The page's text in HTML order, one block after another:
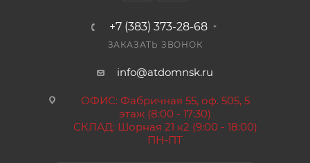
+7 (383) 373-28-68
ЗАКАЗАТЬ ЗВОНОК
info@atdomnsk.ru
ОФИС: Фабричная 55, оф. 505, 5
этаж (8:00 - 17:30)
СКЛАД: Шорная 21 к2 (9:00 - 18:00)
ПН-ПТ